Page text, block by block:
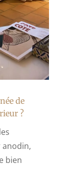
de
?
bien